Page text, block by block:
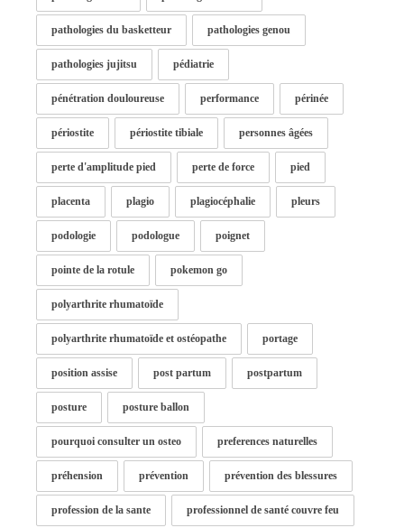
pathologies du basketteur pathologies genou
pathologies jujitsu pédiatrie
pénétration douloureuse performance périnée
périostite périostite tibiale personnes âgées
perte d'amplitude pied perte de force pied
placenta plagio plagiocéphalie pleurs
podologie podologue poignet
pointe de la rotule pokemon go
polyarthrite rhumatoïde
polyarthrite rhumatoïde et ostéopathe portage
position assise post partum postpartum
posture posture ballon
pourquoi consulter un osteo preferences naturelles
préhension prévention prévention des blessures
profession de la sante professionnel de santé couvre feu